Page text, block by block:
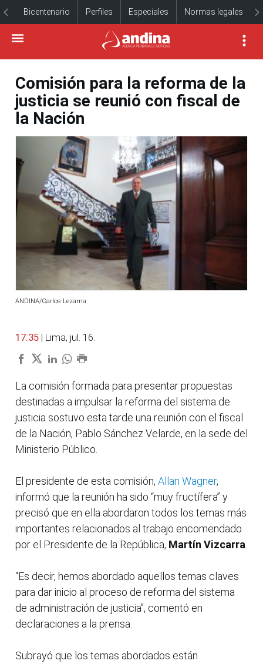
Bicentenario Perfiles Especiales Normas legales
Comisión para la reforma de la
justicia se reunió con fiscal de
la Nación
ANDINA/Carlos Lezama
17:35 | Lima, jul. 16.
La comisión formada para presentar propuestas
destinadas a impulsar la reforma del sistema de
justicia sostuvo esta tarde una reunión con el fiscal
de la Nación, Pablo Sánchez Velarde, en la sede del
Ministerio Público.
El presidente de esta comisión, Allan Wagner,
informó que la reunión ha sido “muy fructífera” y
precisó que en ella abordaron todos los temas más
importantes relacionados al trabajo encomendado
por el Presidente de la República, Martín Vizcarra
“Es decir, hemos abordado aquellos temas claves
para dar inicio al proceso de reforma del sistema
de administración de justicia”, comentó en
declaraciones a la prensa.
Subrayó que los temas abordados están